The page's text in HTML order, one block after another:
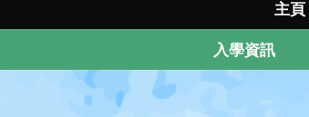
主頁
入學資訊